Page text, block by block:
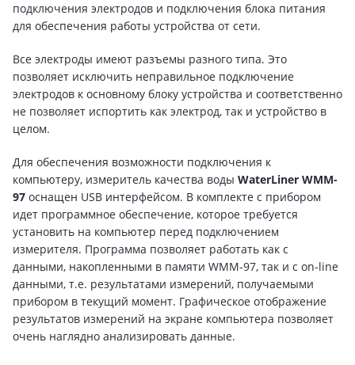
подключения электродов и подключения блока питания
для обеспечения работы устройства от сети.
Все электроды имеют разъемы разного типа. Это
позволяет исключить неправильное подключение
электродов к основному блоку устройства и соответственно
не позволяет испортить как электрод, так и устройство в
целом.
Для обеспечения возможности подключения к
компьютеру, измеритель качества воды WaterLiner WMM-
97 оснащен USB интерфейсом. В комплекте с прибором
идет программное обеспечение, которое требуется
установить на компьютер перед подключением
измерителя. Программа позволяет работать как с
данными, накопленными в памяти WMM-97, так и с on-line
данными, т.е. результатами измерений, получаемыми
прибором в текущий момент. Графическое отображение
результатов измерений на экране компьютера позволяет
очень наглядно анализировать данные.